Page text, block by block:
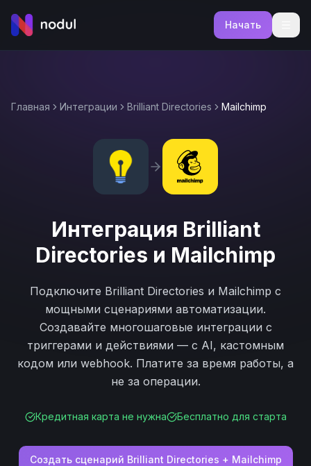
Начать
Главная Интеграции Brilliant Directories Mailchimp
Интеграция Brilliant
Directories и Mailchimp
Подключите Brilliant Directories и Mailchimp с
мощными сценариями автоматизации.
Создавайте многошаговые интеграции с
триггерами и действиями — с AI, кастомным
кодом или webhook. Платите за время работы, а
не за операции.
Кредитная карта не нужна Бесплатно для старта
Создать сценарий Brilliant Directories + Mailchimp